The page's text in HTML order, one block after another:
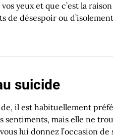
yeux et que c’est la
désespoir ou
suicide
il est habituellement
mais elle ne
lui donnez l’occasion de